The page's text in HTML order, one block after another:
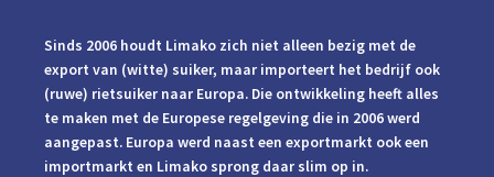
Sinds 2006 houdt Limako zich niet alleen bezig met de
export van (witte) suiker, maar importeert het bedrijf ook
(ruwe) rietsuiker naar Europa. Die ontwikkeling heeft alles
te maken met de Europese regelgeving die in 2006 werd
aangepast. Europa werd naast een exportmarkt ook een
importmarkt en Limako sprong daar slim op in.